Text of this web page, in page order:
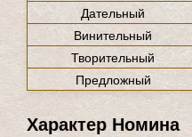
Дательный
Винительный
Творительный
Предложный
Характер Номина